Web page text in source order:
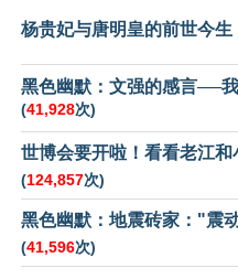
杨贵妃与唐明皇的前世今生
黑色幽默：文强的感言──
(41,928次)
世博会要开啦！看看老江和
(124,857次)
黑色幽默：地震砖家："震
(41,596次)